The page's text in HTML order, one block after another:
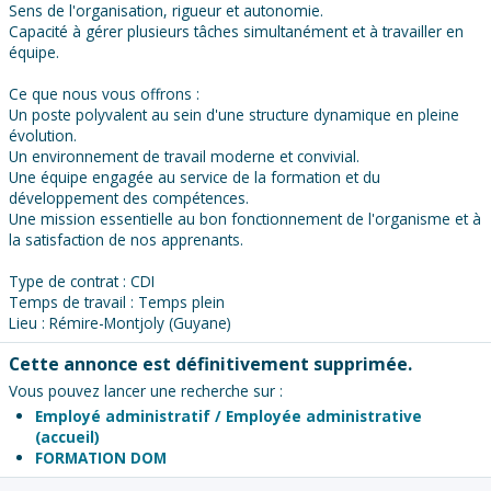
Sens de l'organisation, rigueur et autonomie.
Capacité à gérer plusieurs tâches simultanément et à travailler en
équipe.
Ce que nous vous offrons :
Un poste polyvalent au sein d'une structure dynamique en pleine
évolution.
Un environnement de travail moderne et convivial.
Une équipe engagée au service de la formation et du
développement des compétences.
Une mission essentielle au bon fonctionnement de l'organisme et à
la satisfaction de nos apprenants.
Type de contrat : CDI
Temps de travail : Temps plein
Lieu : Rémire-Montjoly (Guyane)
Cette annonce est définitivement supprimée.
Vous pouvez lancer une recherche sur :
Employé administratif / Employée administrative
(accueil)
FORMATION DOM